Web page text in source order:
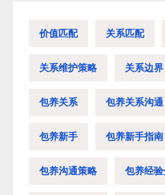
价值匹配 关系匹配
关系维护策略 关系边界
包养关系 包养关系沟通
包养新手 包养新手指南
包养沟通策略 包养经